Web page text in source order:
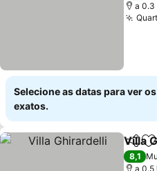
a 0.3
Selecione as datas para ver
exatos.
Villa
8,1
a 0.5